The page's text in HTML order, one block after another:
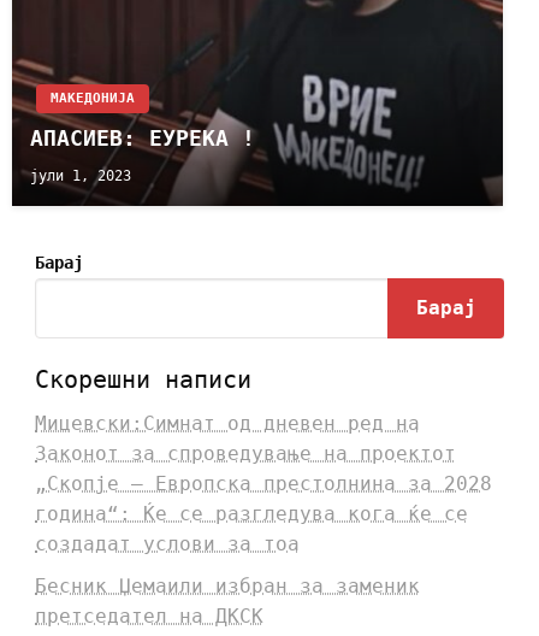
МАКЕДОНИЈА
АПАСИЕВ: ЕУРЕКА !
јули 1, 2023
Барај
Барај
Скорешни написи
Мицевски:Симнат од дневен ред на
Законот за спроведување на проектот
„Скопје – Европска престолнина за 2028
година“: Ќе се разгледува кога ќе се
создадат услови за тоа
Бесник Џемаили избран за заменик
претседател на ДКСК